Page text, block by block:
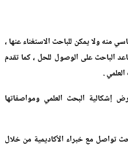
منه ولا يمكن للباحث الاستغناء عنها ،
الباحث على الوصول للحل ، كما تقدم
.
البحث العلمي ومواصفاتها
تواصل مع خبراء الأكاديمية من خلال